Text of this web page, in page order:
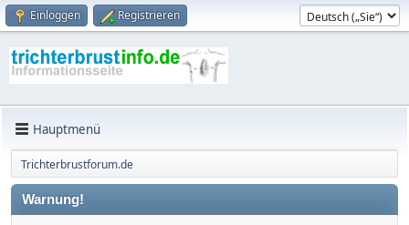
Einloggen Registrieren
Hauptmenü
Trichterbrustforum.de
Warnung!